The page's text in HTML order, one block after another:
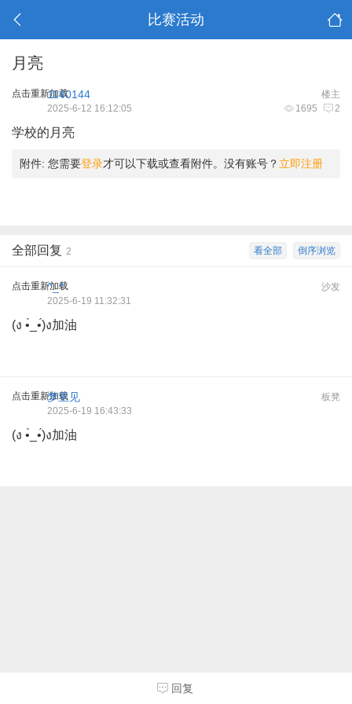
比赛活动
月亮
点击重新加载 楼主
1140144
1695 2
2025-6-12 16:12:05
学校的月亮
附件: 您需要登录才可以下载或查看附件。没有账号？ 立即注册
倒序浏览
看全部
全部回复 2
点击重新加载 沙发
^_^
2025-6-19 11:32:31
(ง •̀_•́)ง加油
点击重新加载 板凳
梦里见
2025-6-19 16:43:33
(ง •̀_•́)ง加油
回复